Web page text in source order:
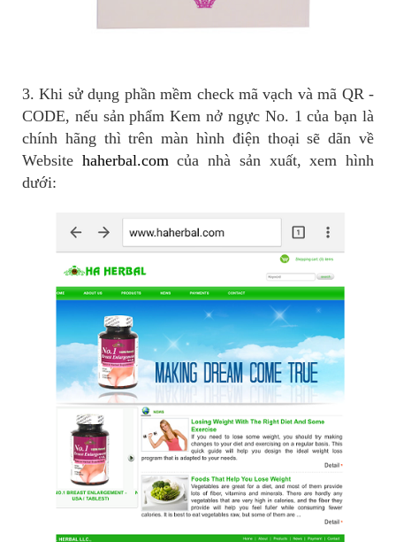
3. Khi sử dụng phần mềm check mã vạch và mã QR -
CODE, nếu sản phẩm Kem nở ngực No. 1 của bạn là
chính hãng thì trên màn hình điện thoại sẽ dãn về
Website haherbal.com của nhà sản xuất, xem hình
dưới: